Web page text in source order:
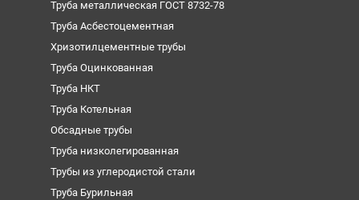
Труба металлическая ГОСТ 8732-78
Труба Асбестоцементная
Хризотилцементные трубы
Труба Оцинкованная
Труба НКТ
Труба Котельная
Обсадные трубы
Труба низколегированная
Трубы из углеродистой стали
Труба Бурильная